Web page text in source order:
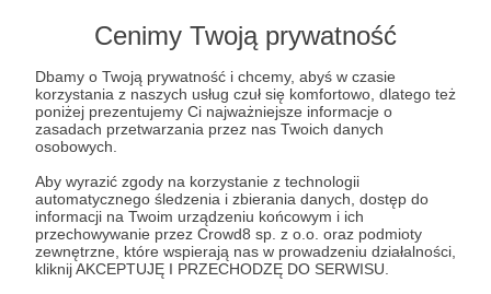
Cenimy Twoją prywatność
Dbamy o Twoją prywatność i chcemy, abyś w czasie
korzystania z naszych usług czuł się komfortowo, dlatego też
poniżej prezentujemy Ci najważniejsze informacje o
zasadach przetwarzania przez nas Twoich danych
osobowych.
Aby wyrazić zgody na korzystanie z technologii
automatycznego śledzenia i zbierania danych, dostęp do
informacji na Twoim urządzeniu końcowym i ich
przechowywanie przez Crowd8 sp. z o.o. oraz podmioty
zewnętrzne, które wspierają nas w prowadzeniu działalności,
kliknij AKCEPTUJĘ I PRZECHODZĘ DO SERWISU.
Aby zobaczyć ten materiał musisz być zalogowany
Zostań Patronem
Udostępnij